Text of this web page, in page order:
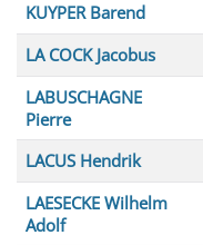
KUYPER Barend
LA COCK Jacobus
LABUSCHAGNE
Pierre
LACUS Hendrik
LAESECKE Wilhelm
Adolf